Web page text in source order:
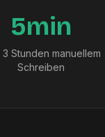
5min
3 Stunden manuellem
Schreiben